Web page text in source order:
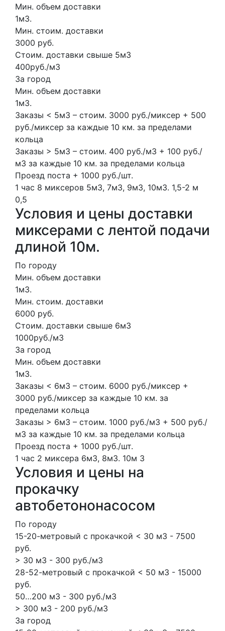
Мин. объем доставки
1м3.
Мин. стоим. доставки
3000 руб.
Стоим. доставки свыше 5м3
400руб./м3
За город
Мин. объем доставки
1м3.
Заказы < 5м3 – стоим. 3000 руб./миксер + 500
руб./миксер за каждые 10 км. за пределами
кольца
Заказы > 5м3 – стоим. 400 руб./м3 + 100 руб./
м3 за каждые 10 км. за пределами кольца
Проезд поста + 1000 руб./шт.
1 час 8 миксеров 5м3, 7м3, 9м3, 10м3. 1,5-2 м
0,5
Условия и цены доставки
миксерами с лентой подачи
длиной 10м.
По городу
Мин. объем доставки
1м3.
Мин. стоим. доставки
6000 руб.
Стоим. доставки свыше 6м3
1000руб./м3
За город
Мин. объем доставки
1м3.
Заказы < 6м3 – стоим. 6000 руб./миксер +
3000 руб./миксер за каждые 10 км. за
пределами кольца
Заказы > 6м3 – стоим. 1000 руб./м3 + 500 руб./
м3 за каждые 10 км. за пределами кольца
Проезд поста + 1000 руб./шт.
1 час 2 миксера 6м3, 8м3. 10м 3
Условия и цены на
прокачку
автобетононасосом
По городу
15-20-метровый с прокачкой < 30 м3 - 7500
руб.
> 30 м3 - 300 руб./м3
28-52-метровый с прокачкой < 50 м3 - 15000
руб.
50…200 м3 - 300 руб./м3
> 300 м3 - 200 руб./м3
За город